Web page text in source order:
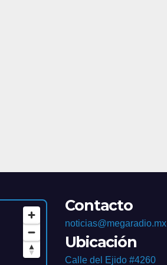
Contacto
noticias@megaradio.mx
Ubicación
Calle del Ejido #4260